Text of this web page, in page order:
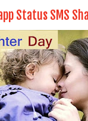
Status SMS